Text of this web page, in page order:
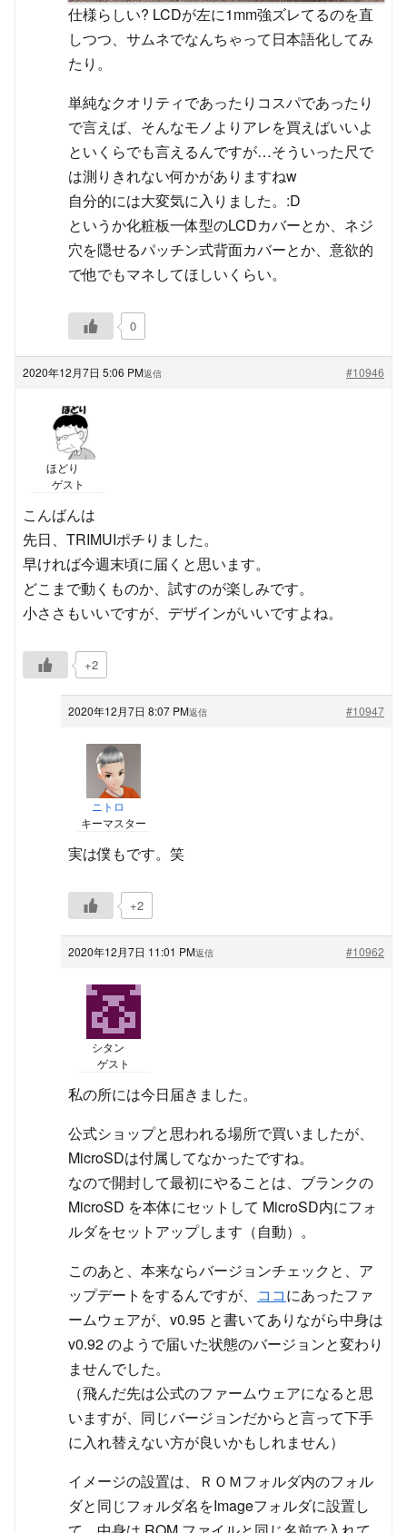
仕様らしい? LCDが左に1mm強ズレてるのを直
しつつ、サムネでなんちゃって日本語化してみ
たり。
単純なクオリティであったりコスパであったり
で言えば、そんなモノよりアレを買えばいいよ
といくらでも言えるんですが…そういった尺で
は測りきれない何かがありますねw
自分的には大変気に入りました。:D
というか化粧板一体型のLCDカバーとか、ネジ
穴を隠せるパッチン式背面カバーとか、意欲的
で他でもマネしてほしいくらい。
0
2020年12月7日 5:06 PM #10946
返信
ほどり
ゲスト
こんばんは
先日、TRIMUIポチりました。
早ければ今週末頃に届くと思います。
どこまで動くものか、試すのが楽しみです。
小ささもいいですが、デザインがいいですよね。
+2
2020年12月7日 8:07 PM #10947
返信
ニトロ
キーマスター
実は僕もです。笑
+2
2020年12月7日 11:01 PM #10962
返信
シタン
ゲスト
私の所には今日届きました。
公式ショップと思われる場所で買いましたが、
MicroSDは付属してなかったですね。
なので開封して最初にやることは、ブランクの
MicroSD を本体にセットして MicroSD内にフォ
ルダをセットアップします（自動）。
このあと、本来ならバージョンチェックと、ア
ップデートをするんですが、 ココにあったファ
ームウェアが、v0.95 と書いてありながら中身は
v0.92 のようで届いた状態のバージョンと変わり
ませんでした。
（飛んだ先は公式のファームウェアになると思
いますが、同じバージョンだからと言って下手
に入れ替えない方が良いかもしれません）
イメージの設置は、ＲＯＭフォルダ内のフォル
ダと同じフォルダ名をImageフォルダに設置し